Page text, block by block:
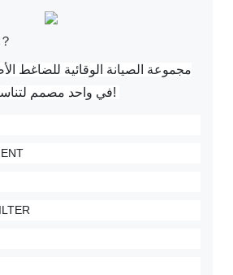
ماذا في المجموعة？
مجموعة الصيانة الوقائية للضاغط
في واحد مصمم لتناسب معداتك المحددة!